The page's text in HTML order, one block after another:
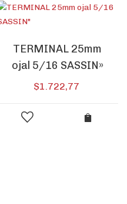
TERMINAL 25mm
ojal 5/16 SASSIN»
$1.722,77